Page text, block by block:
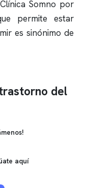
Clínica Somno por
permite estar
es sinónimo de
del
aquí